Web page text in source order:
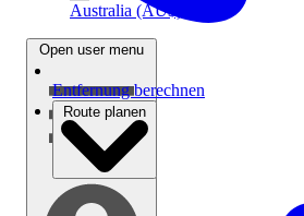
Australia (AU$)
Open user menu
Entfernung berechnen
Route planen